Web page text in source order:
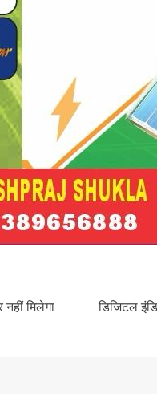
नहीं मिलेगा
डिजिटल